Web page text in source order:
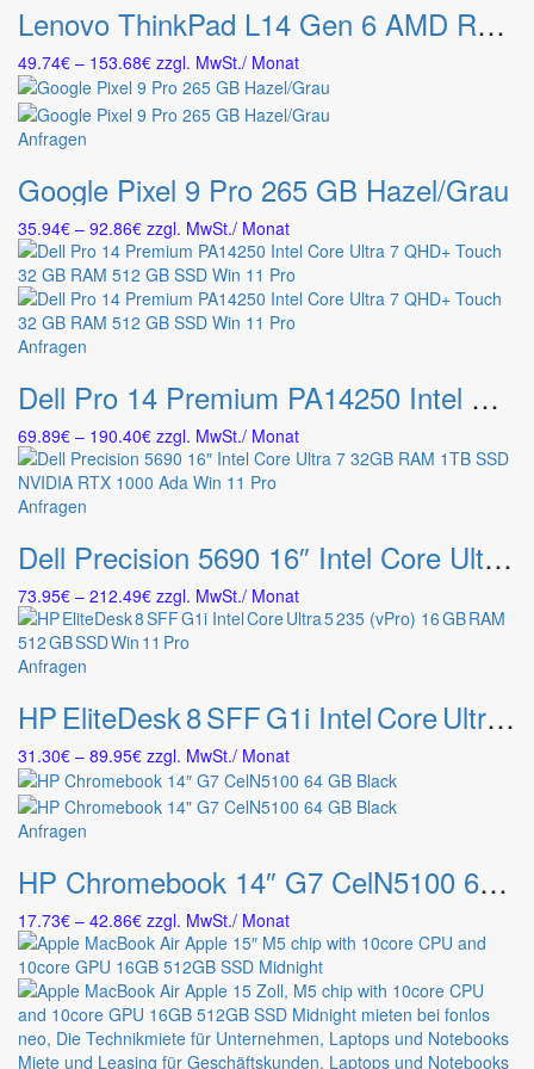
weist
mehrere
Varianten
auf.
Die
auf
der
Produktseite
gewählt
werden
Lenovo ThinkPad L14 Gen 6 AMD Ryzen™ 5 PRO 215 Laptop 14″ 32 GB DDR5-SDRAM 512 GB SSD Wi-Fi 7 Win11 Pro Schwarz
49.74€ – 153.68€Preisspanne:
49.74€
bis
153.68€
zzgl. MwSt./ Monat
Anfragen
weist
mehrere
Varianten
auf.
Die
Optionen
können
Produktseite
werden
Google Pixel 9 Pro 265 GB Hazel/Grau
35.94€ – 92.86€Preisspanne:
35.94€
bis
92.86€
zzgl. MwSt./ Monat
Anfragen
weist
mehrere
Varianten
auf.
Die
auf
Produktseite
gewählt
werden
Dell Pro 14 Premium PA14250 Intel Core Ultra 7 QHD+ Touch 32 GB RAM 512 GB SSD Win 11 Pro
69.89€ – 190.40€Preisspanne:
69.89€
bis
zzgl. MwSt./ Monat
Anfragen
weist
mehrere
Varianten
auf.
Die
auf
Produktseite
gewählt
werden
Dell Precision 5690 16″ Intel Core Ultra 7 32GB RAM 1TB SSD NVIDIA RTX 1000 Ada Win 11 Pro
73.95€ – 212.49€Preisspanne:
73.95€
bis
zzgl. MwSt./ Monat
Anfragen
weist
mehrere
Varianten
auf.
Die
auf
Produktseite
gewählt
werden
HP EliteDesk 8 SFF G1i Intel Core Ultra 5 235 (vPro) 16 GB RAM 512 GB SSD Win 11 Pro
31.30€ – 89.95€Preisspanne:
31.30€
bis
89.95€
zzgl. MwSt./ Monat
Anfragen
weist
mehrere
Varianten
auf.
Die
Optionen
können
auf
HP Chromebook 14″ G7 CelN5100 64 GB Black
17.73€ – 42.86€Preisspanne:
17.73€
bis
42.86€
zzgl. MwSt./ Monat